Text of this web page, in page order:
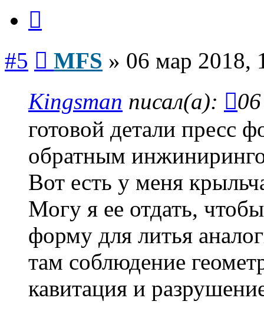
#5 MFS » 06 мар 2018,
Kingsman писал(а):
готовой детали пресс
обратным
Вот есть у меня
Могу я ее отдать,
форму для литья
там соблюдение
кавитация и